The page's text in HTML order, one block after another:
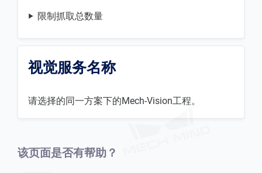
限制抓取总数量
视觉服务名称
请选择的同一方案下的Mech-Vision工程。
该页面是否有帮助？